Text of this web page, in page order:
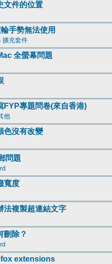
文件的位置
手勢無法使用
擴充套件
全螢幕問題
FYP專題問卷(來自香港)
他
色沒有改變
問題
寬度
法複製超連結文字
刪除？
extensions